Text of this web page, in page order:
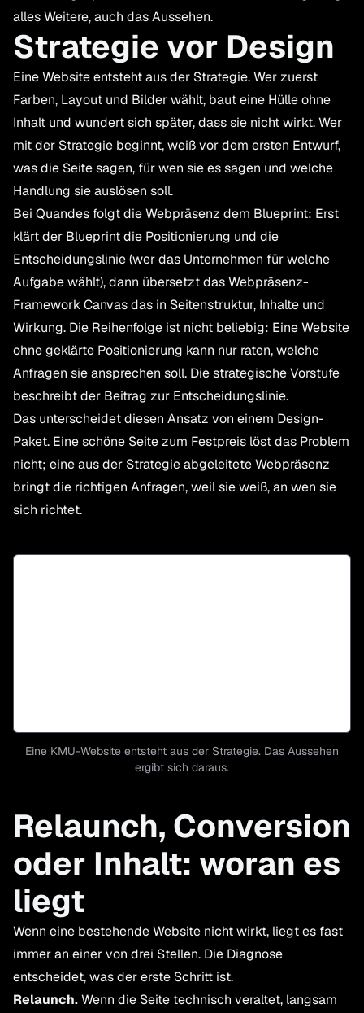
alles Weitere, auch das Aussehen.
Strategie vor Design
Eine Website entsteht aus der Strategie. Wer zuerst
Farben, Layout und Bilder wählt, baut eine Hülle ohne
Inhalt und wundert sich später, dass sie nicht wirkt. Wer
mit der Strategie beginnt, weiß vor dem ersten Entwurf,
was die Seite sagen, für wen sie es sagen und welche
Handlung sie auslösen soll.
Bei Quandes folgt die Webpräsenz dem Blueprint: Erst
klärt der Blueprint die Positionierung und die
Entscheidungslinie (wer das Unternehmen für welche
Aufgabe wählt), dann übersetzt das Webpräsenz-
Framework Canvas das in Seitenstruktur, Inhalte und
Wirkung. Die Reihenfolge ist nicht beliebig: Eine Website
ohne geklärte Positionierung kann nur raten, welche
Anfragen sie ansprechen soll. Die strategische Vorstufe
beschreibtder Beitrag zur Entscheidungslinie.
Das unterscheidet diesen Ansatz von einem Design-
Paket. Eine schöne Seite zum Festpreis löst das Problem
nicht; eine aus der Strategie abgeleitete Webpräsenz
bringt die richtigen Anfragen, weil sie weiß, an wen sie
sich richtet.
Eine KMU-Website entsteht aus der Strategie. Das Aussehen
ergibt sich daraus.
Relaunch, Conversion
oder Inhalt: woran es
liegt
Wenn eine bestehende Website nicht wirkt, liegt es fast
immer an einer von drei Stellen. Die Diagnose
entscheidet, was der erste Schritt ist.
Relaunch.Wenn die Seite technisch veraltet, langsam